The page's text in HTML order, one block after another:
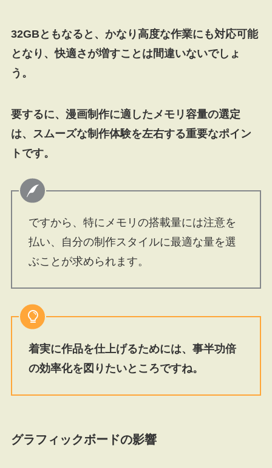
32GBともなると、かなり高度な作業にも対応可能
となり、快適さが増すことは間違いないでしょ
う。
要するに、漫画制作に適したメモリ容量の選定
は、スムーズな制作体験を左右する重要なポイン
トです。
ですから、特にメモリの搭載量には注意を
払い、自分の制作スタイルに最適な量を選
ぶことが求められます。
着実に作品を仕上げるためには、事半功倍
の効率化を図りたいところですね。
グラフィックボードの影響